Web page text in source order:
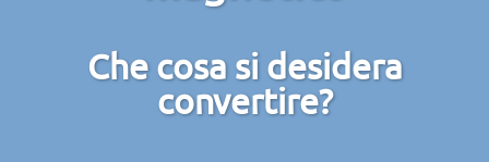
Che cosa si desidera
convertire?